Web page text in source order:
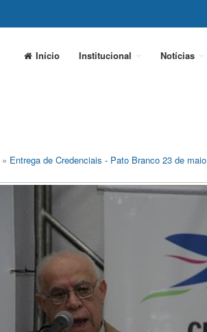
Início Institucional Notícias
» Entrega de Credenciais - Pato Branco 23 de maio